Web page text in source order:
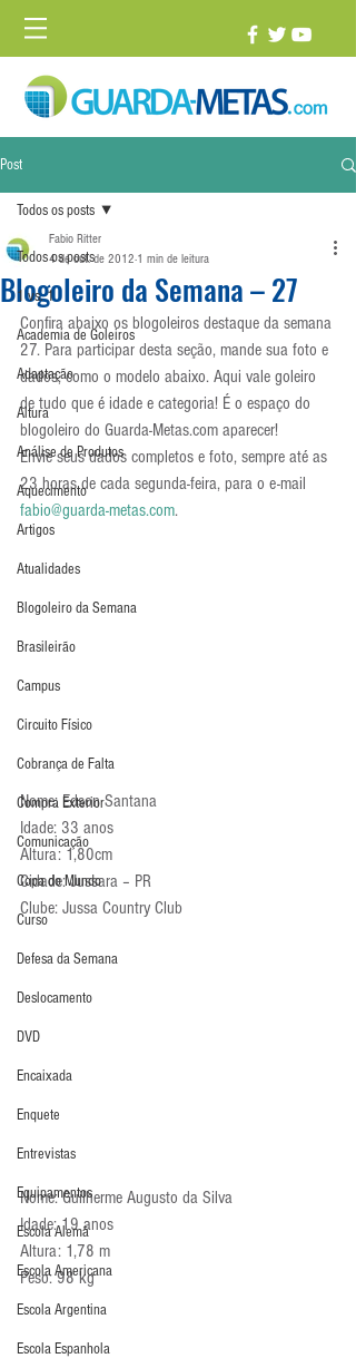
Post
Todos os posts
1 vs. 1
Academia de Goleiros
Adaptação
Altura
Análise de Produtos
Aquecimento
Artigos
Atualidades
Blogoleiro da Semana
Brasileirão
Campus
Circuito Físico
Cobrança de Falta
Compra Exterior
Comunicação
Copa do Mundo
Curso
Defesa da Semana
Deslocamento
DVD
Encaixada
Enquete
Entrevistas
Equipamentos
Escola Alemã
Escola Americana
Escola Argentina
Escola Espanhola
Todos os posts
Blogoleiro da Semana – 27
Fabio Ritter
4 de out. de 2012 1 min de leitura
Confira abaixo os blogoleiros destaque da semana
27. Para participar desta seção, mande sua foto e
dados, como o modelo abaixo. Aqui vale goleiro
de tudo que é idade e categoria! É o espaço do
blogoleiro do Guarda-Metas.com aparecer!
Envie seus dados completos e foto, sempre até as
23 horas de cada segunda-feira, para o e-mail
fabio@guarda-metas.com.
Nome: Edson Santana
Idade: 33 anos
Altura: 1,80cm
Cidade: Jussara – PR
Clube: Jussa Country Club
Nome: Guilherme Augusto da Silva
Idade: 19 anos
Altura: 1,78 m
Peso: 98 kg